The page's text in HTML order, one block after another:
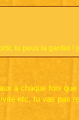
tu peux la garder
à chaque fois
etc, tu vas pas